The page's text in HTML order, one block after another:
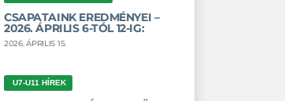
CSAPATAINK EREDMÉNYEI –
2026. ÁPRILIS 6-TÓL 12-IG:
2026. ÁPRILIS 15.
U7-U11 HÍREK